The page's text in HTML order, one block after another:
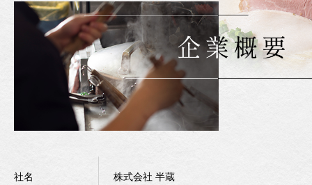
社名 株式会社 半蔵